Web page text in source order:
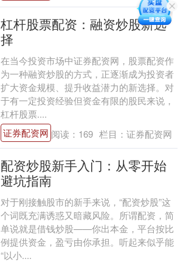
杠杆股票配资：融资炒股新选
择
在当今投资市场中证券配资网，股票配资作
为一种融资炒股的方式，正逐渐成为投资者
扩大资金规模、提升收益潜力的新选择。对
于有一定投资经验但资金有限的股民来说，
杠杆股票....
证券配资网 阅读： 169 栏目： 证券配资网
配资炒股新手入门：从零开始
避坑指南
对于刚接触股市的新手来说，“配资炒股”这
个词既充满诱惑又暗藏风险。所谓配资，简
单说就是借钱炒股——你出本金，平台按比
例提供资金，盈亏由你承担。听起来似乎能
“以小....